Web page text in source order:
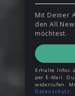
Mit Deiner
den All
möchtest.
Erhalte Infos
per E-Mail.
widerrufen.
Datenschutz .